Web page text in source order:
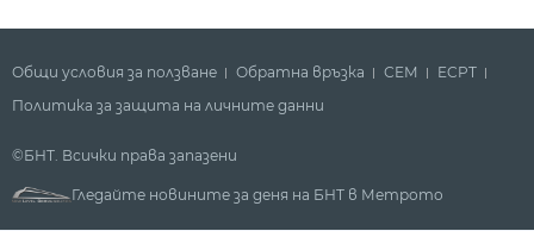
Общи условия за ползване Обратна връзка СЕМ
ECPT
Политика за защита на личните данни
©БНТ. Всички права запазени
Гледайте новините за деня на БНТ в Метрото